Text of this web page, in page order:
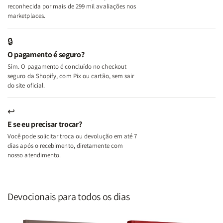
A
Mulher
Lar
A
Lar
reconhecida por mais de 299 mil avaliações nos
marketplaces.
🔒
O pagamento é seguro?
Sim. O pagamento é concluído no checkout
seguro da Shopify, com Pix ou cartão, sem sair
do site oficial.
↩
E se eu precisar trocar?
Você pode solicitar troca ou devolução em até 7
dias após o recebimento, diretamente com
nosso atendimento.
Devocionais para todos os dias